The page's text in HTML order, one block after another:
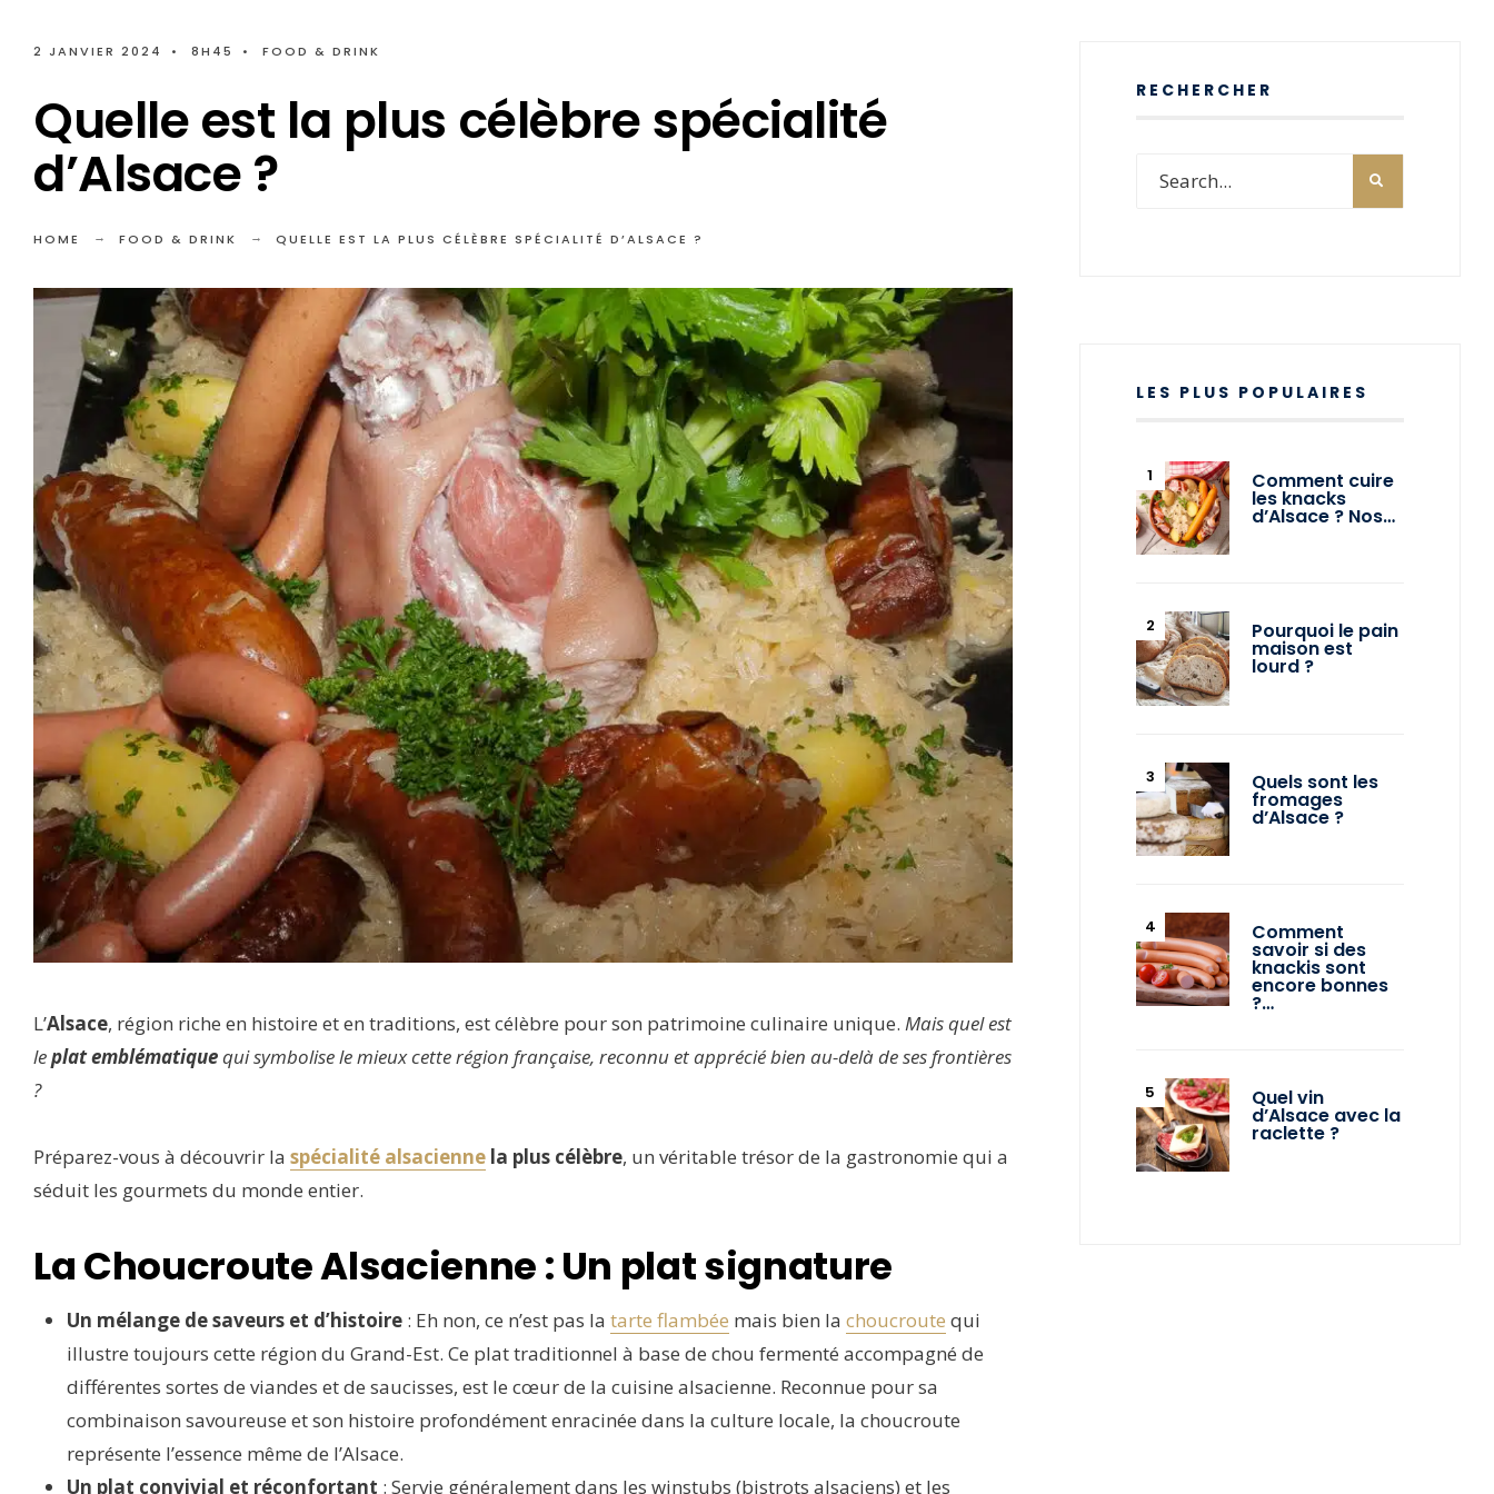
2 JANVIER 2024 • 8H45 • FOOD & DRINK
Quelle est la plus célèbre spécialité
d’Alsace ?
HOME FOOD & DRINK QUELLE EST LA PLUS CÉLÈBRE SPÉCIALITÉ D’ALSACE ?
L’Alsace, région riche en histoire et en traditions, est célèbre pour son patrimoine culinaire unique. Mais quel est
leplat emblématiquequi symbolise le mieux cette région française, reconnu et apprécié bien au-delà de ses frontières
?
Préparez-vous à découvrir la spécialité alsacienne la plus célèbre, un véritable trésor de la gastronomie qui a
séduit les gourmets du monde entier.
La Choucroute Alsacienne : Un plat signature
Un mélange de saveurs et d’histoire : Eh non, ce n’est pas la tarte flambée mais bien la choucroute qui
illustre toujours cette région du Grand-Est. Ce plat traditionnel à base de chou fermenté accompagné de
différentes sortes de viandes et de saucisses, est le cœur de la cuisine alsacienne. Reconnue pour sa
combinaison savoureuse et son histoire profondément enracinée dans la culture locale, la choucroute
représente l’essence même de l’Alsace.
Un plat convivial et réconfortant : Servie généralement dans les winstubs (bistrots alsaciens) et les
RECHERCHER
LES PLUS POPULAIRES
Comment cuire
les knacks
d’Alsace ? Nos…
Pourquoi le pain
maison est
lourd ?
Quels sont les
fromages
d’Alsace ?
Comment
savoir si des
knackis sont
encore bonnes
?…
Quel vin
d’Alsace avec la
raclette ?